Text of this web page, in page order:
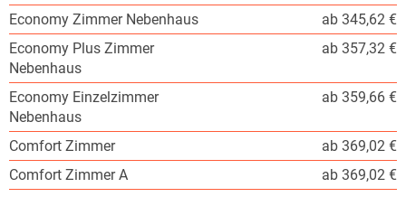
Economy Zimmer Nebenhaus
ab 345,62 €
Economy Plus Zimmer
Nebenhaus
ab 357,32 €
Economy Einzelzimmer
Nebenhaus
ab 359,66 €
Comfort Zimmer
ab 369,02 €
Comfort Zimmer A
ab 369,02 €